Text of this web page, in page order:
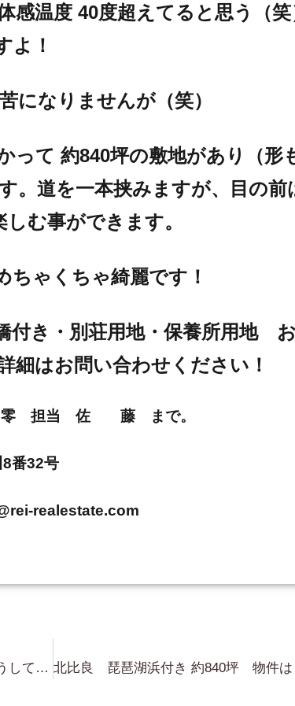
温度 40度超えてると思う（笑
よ！
になりませんが（笑）
って 約840坪の敷地があり（形
。道を一本挟みますが、目の前
む事ができます。
ちゃくちゃ綺麗です！
付き・別荘用地・保養所用地
はお問い合わせください！
零 担当 佐 藤 まで。
番32号
realestate.com
Google Map は 本当に便利だ（笑）こうして 見に行く物件の 並びの雰囲気を頭に入れ 現地へ GO========!!!